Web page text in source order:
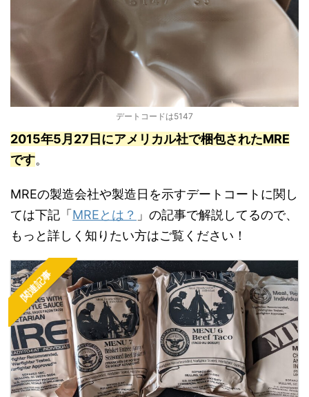
デートコードは5147
2015年5月27日にアメリカル社で梱包されたMRE
です。
MREの製造会社や製造日を示すデートコートに関し
ては下記「MREとは？ 」の記事で解説してるので、
もっと詳しく知りたい方はご覧ください！
関連記事